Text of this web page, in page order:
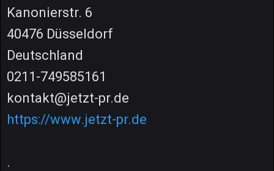
Kanonierstr. 6
40476 Düsseldorf
Deutschland
0211-749585161
kontakt@jetzt-pr.de
https://www.jetzt-pr.de
.